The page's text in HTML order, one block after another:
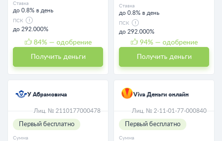
Ставка
до 0.8% в день
ПСК
до 292.000%
84% — одобрение
Получить деньги
Ставка
до 0.8% в день
ПСК
до 292.000%
94% — одобрение
Получить деньги
У Абрамовича
Лиц. № 2110177000478
Первый бесплатно
Сумма
Viva Деньги онлайн
Лиц. № 2-11-01-77-000840
Первый бесплатно
Сумма